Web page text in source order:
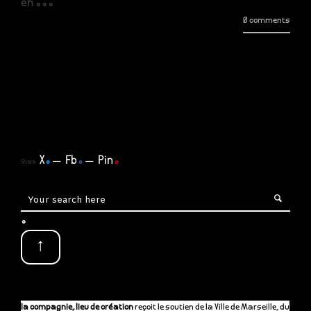
en ...
0 comments
Share X. Fb. Pin.
.
↑
la compagnie, lieu de créationreçoit le soutien de la Ville de Marseille, du